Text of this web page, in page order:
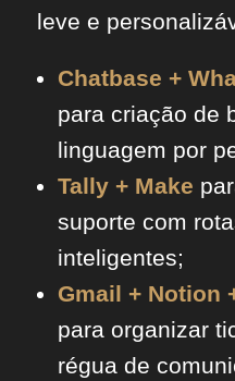
leve e
Chatbase +
para criação de
linguagem por
Tally + Make
suporte com
inteligentes;
Gmail + Notion
para organizar
régua de